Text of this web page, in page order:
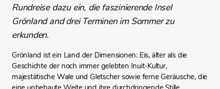
Rundreise dazu ein, die faszinierende Insel
Grönland and drei Terminen im Sommer zu
erkunden.
Grönland ist ein Land der Dimensionen: Eis, älter als die
Geschichte der noch immer gelebten Inuit-Kultur,
majestätische Wale und Gletscher sowie ferne Geräusche, die